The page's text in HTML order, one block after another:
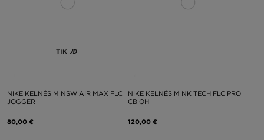
TIK
NIKE KELNĖS M NSW AIR MAX FLC
JOGGER
80,00 €
NIKE KELNĖS M NK TECH FLC PRO
CB OH
120,00 €